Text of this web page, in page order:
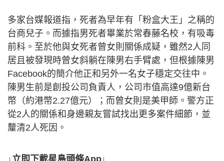
多家台媒報道指，死者為早年有「粉盒大王」之稱的
台商兒子。而據指男死者畢業於常春藤名校，有吸毒
前科。至於他與女死者曾女則關係成疑，雖然2人同
居且被發現時曾女斜躺在陳男右手臂處，但根據陳男
Facebook的簡介他正和另外一名女子穩定交往中。
陳男生前是創投公司負責人，公司市值高達9億新台
幣（約港幣2.27億元）；而曾女則是美甲師。警方正
從2人的關係和身邊親友嘗試找出更多案件細節，並
釐清2人死因。
↓立即下載星島頭條App↓